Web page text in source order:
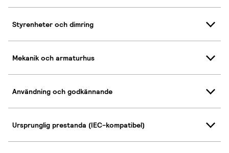
Styrenheter och dimring
Mekanik och armaturhus
Användning och godkännande
Ursprunglig prestanda (IEC-kompatibel)